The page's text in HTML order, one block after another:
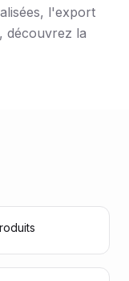
l'export
découvrez la